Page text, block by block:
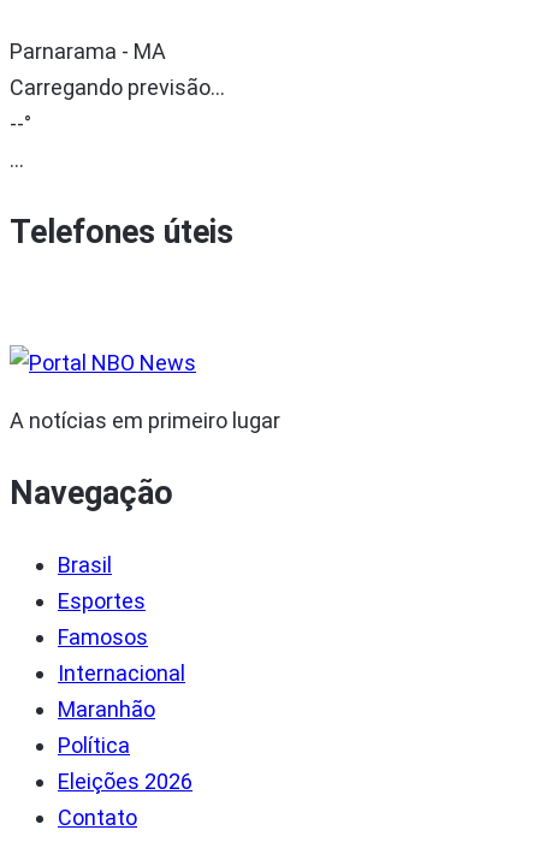
Parnarama - MA
Carregando previsão...
--°
...
Telefones úteis
A notícias em primeiro lugar
Navegação
Brasil
Esportes
Famosos
Internacional
Maranhão
Política
Eleições 2026
Contato